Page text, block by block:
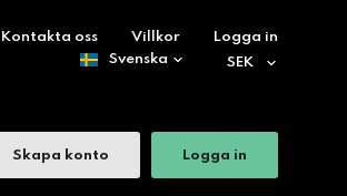
Kontakta oss Villkor Logga in
Skapa konto Logga in